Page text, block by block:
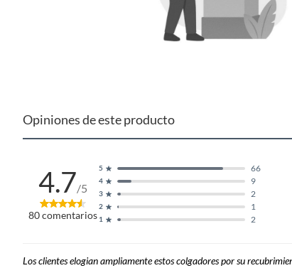
Opiniones de este producto
4.7/5
80comentarios 1 2
2 1
3 2
4 9
5 66
Los clientes elogian ampliamente estos colgadores por su